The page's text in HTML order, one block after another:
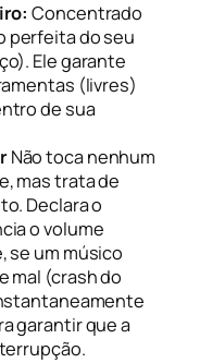
Concentrado
perfeita do seu
Ele garante
(livres)
de sua
Não toca nenhum
mas trata de
Declara o
o volume
se um músico
mal (crash do
garantir que a